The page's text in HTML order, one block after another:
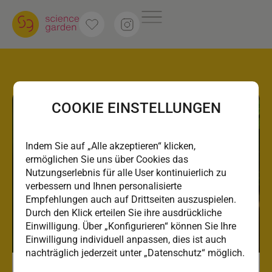
COOKIE EINSTELLUNGEN
Indem Sie auf „Alle akzeptieren“ klicken,
ermöglichen Sie uns über Cookies das
Nutzungserlebnis für alle User kontinuierlich zu
verbessern und Ihnen personalisierte
Empfehlungen auch auf Drittseiten auszuspielen.
Durch den Klick erteilen Sie ihre ausdrückliche
Einwilligung. Über „Konfigurieren“ können Sie Ihre
Einwilligung individuell anpassen, dies ist auch
nachträglich jederzeit unter „Datenschutz“ möglich.